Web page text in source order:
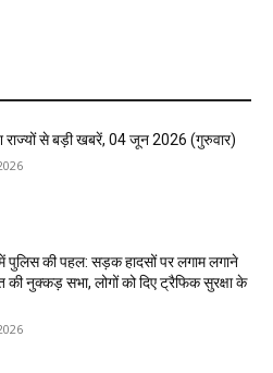
राज्यों से बड़ी खबरें, 04 जून 2026 (गुरुवार)
में पुलिस की पहल: सड़क हादसों पर लगाम लगाने
की नुक्कड़ सभा, लोगों को दिए ट्रैफिक सुरक्षा के